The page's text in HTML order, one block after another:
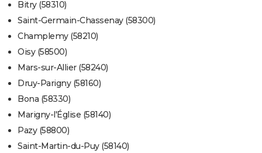
Bitry (58310)
Saint-Germain-Chassenay (58300)
Champlemy (58210)
Oisy (58500)
Mars-sur-Allier (58240)
Druy-Parigny (58160)
Bona (58330)
Marigny-l'Église (58140)
Pazy (58800)
Saint-Martin-du-Puy (58140)